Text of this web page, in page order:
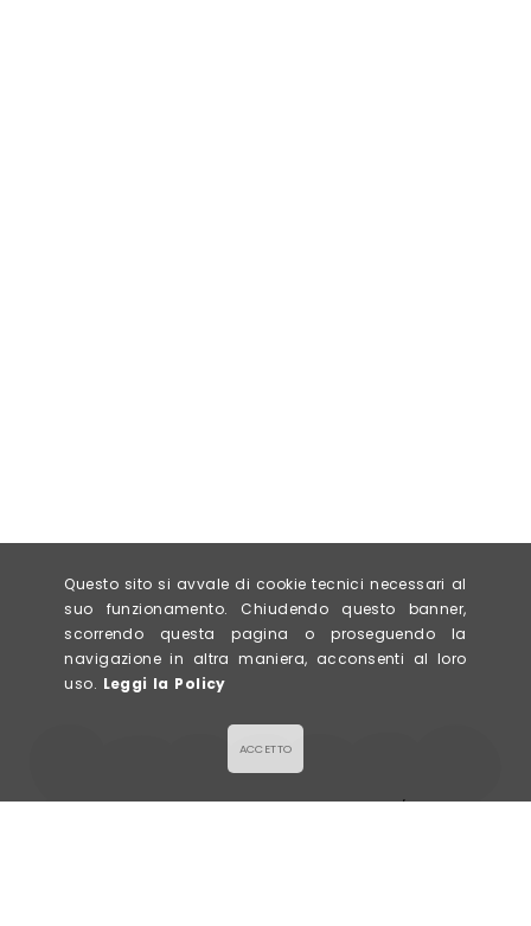
LA GALETTE
Via Civerchi 63/65,
Questo sito si avvale di cookie tecnici necessari al
suo funzionamento. Chiudendo questo banner,
scorrendo questa pagina o proseguendo la
navigazione in altra maniera, acconsenti al loro
uso. Leggi la Policy
ACCETTO